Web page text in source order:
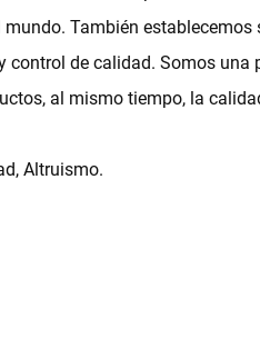
También establecemos
control de calidad. Somos una
al mismo tiempo, la
Altruismo.